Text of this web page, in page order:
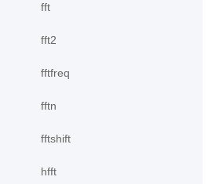
fft
fft2
fftfreq
fftn
fftshift
hfft